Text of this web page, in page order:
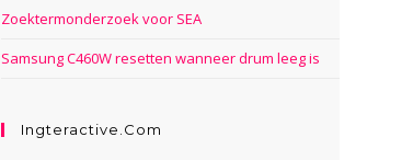
Zoektermonderzoek voor SEA
Samsung C460W resetten wanneer drum leeg is
Ingteractive.com